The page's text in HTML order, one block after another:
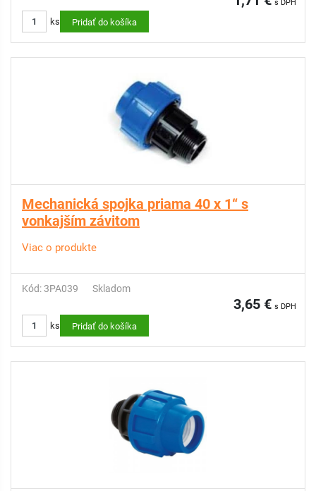
s DPH
ks Pridať do košíka
Mechanická spojka priama 40 x 1“ s
vonkajším závitom
Viac o produkte
Kód: 3PA039 Skladom
3,65 € s DPH
ks Pridať do košíka